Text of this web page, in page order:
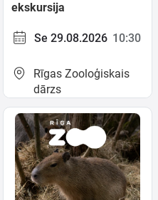
ekskursija
Se 29.08.2026 10:30
Rīgas Zooloģiskais
dārzs